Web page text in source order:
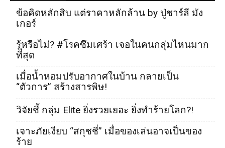
ข้อคิดหลักสิบ แต่ราคาหลักล้าน by ปู่ชาร์ลี มัง
เกอร์
รู้หรือไม่? #โรคซึมเศร้า เจอในคนกลุ่มไหนมาก
ที่สุด
เมื่อน้ำหอมปรับอากาศในบ้าน กลายเป็น
“ตัวการ” สร้างสารพิษ!
วิจัยชี้ กลุ่ม Elite ยิ่งรวยเยอะ ยิ่งทำร้ายโลก?!
เจาะภัยเงียบ “สกุชชี่” เมื่อของเล่นอาจเป็นของ
ร้าย